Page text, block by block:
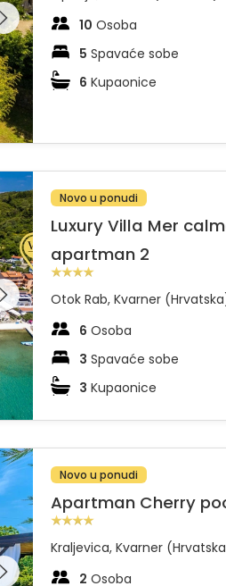
10 Osoba
5 Spavaće sobe
6 Kupaonice
2
Novo u ponudi
Luxury Villa Mer
apartman 2
Otok Rab, Kvarner
6 Osoba
3 Spavaće sobe
3 Kupaonice
Novo u ponudi
Apartman Cherry
Kraljevica, Kvarner
2 Osoba